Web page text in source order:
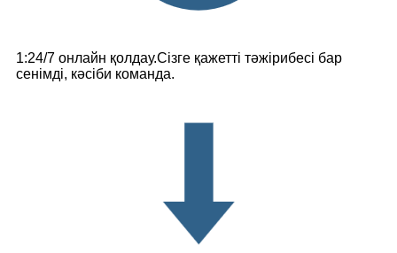
1:24/7 онлайн қолдау.Сізге қажетті тәжірибесі бар
сенімді, кәсіби команда.